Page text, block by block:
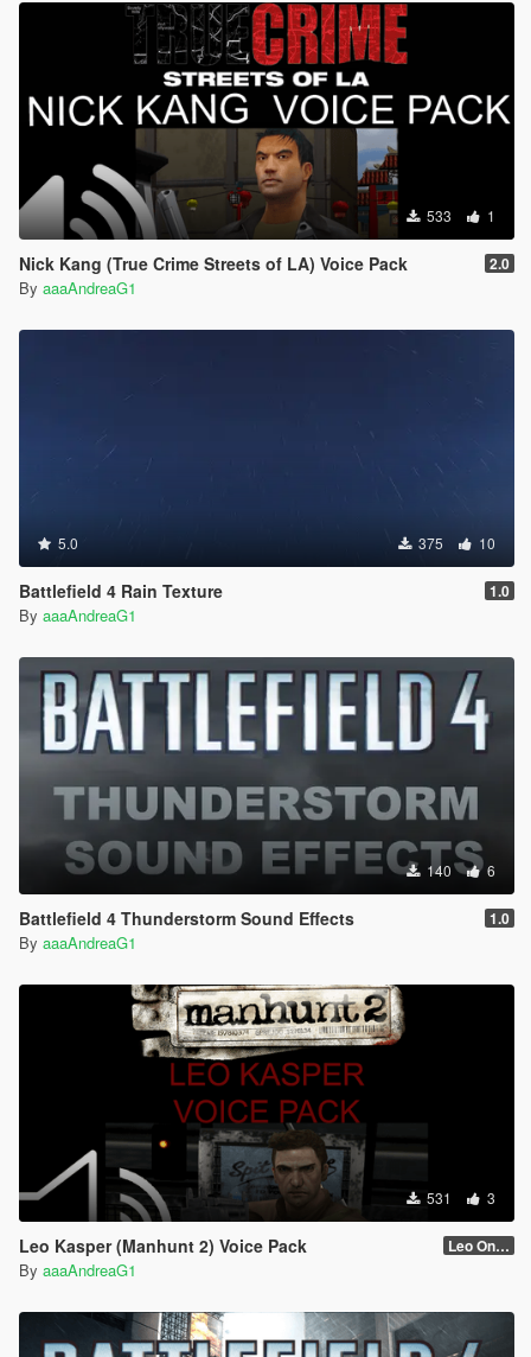
533 1
Nick Kang (True Crime Streets of LA) Voice Pack 2.0
By aaaAndreaG1
5.0 375 10
Battlefield 4 Rain Texture 1.0
By aaaAndreaG1
140 6
Battlefield 4 Thunderstorm Sound Effects 1.0
By aaaAndreaG1
531 3
Leo Kasper (Manhunt 2) Voice Pack Leo Only Quotes
By aaaAndreaG1